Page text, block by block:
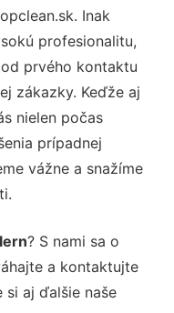
Inak
profesionalitu,
prvého kontaktu
zákazky. Keďže aj
nielen počas
prípadnej
vážne a snažíme
? S nami sa o
a kontaktujte
si aj ďalšie naše